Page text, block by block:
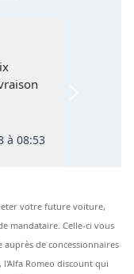
à 08:53
votre future voiture,
mandataire. Celle-ci vous
de concessionnaires
Romeo discount qui